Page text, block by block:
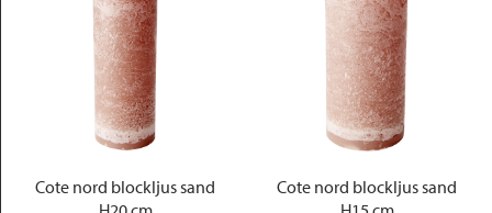
Cote nord blockljus sand
Cote nord blockljus sand